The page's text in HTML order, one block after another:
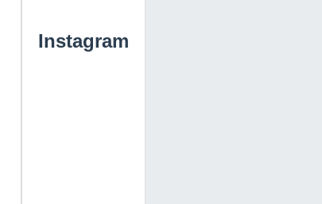
Instagram